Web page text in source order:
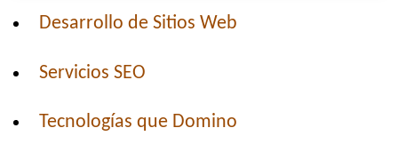
Desarrollo de Sitios Web
Servicios SEO
Tecnologías que Domino